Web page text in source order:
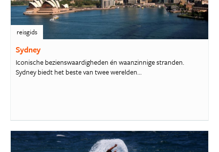
reisgids
Sydney
Iconische bezienswaardigheden én waanzinnige stranden.
Sydney biedt het beste van twee werelden...